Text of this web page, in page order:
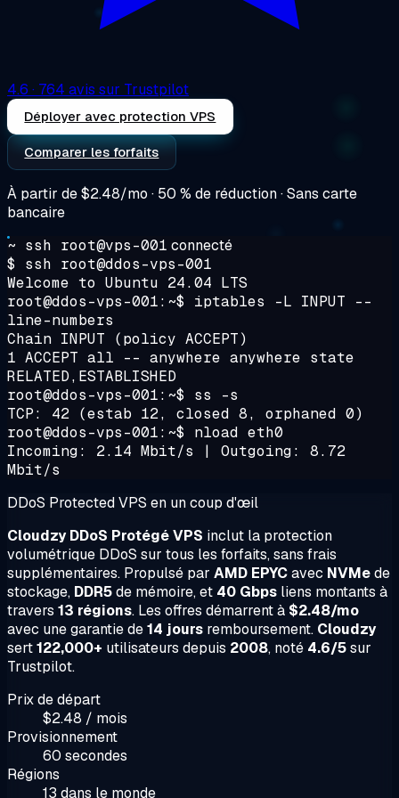
4.6 · 764 avis sur Trustpilot
Déployer avec protection VPS
Comparer les forfaits
À partir de$2.48/mo · 50 % de réduction · Sans carte
bancaire
~ ssh root@vps-001 connecté
$ ssh root@ddos-vps-001
Welcome to Ubuntu 24.04 LTS
root@ddos-vps-001:~$ iptables -L INPUT --
line-numbers
Chain INPUT (policy ACCEPT)
1 ACCEPT all -- anywhere anywhere state
RELATED,ESTABLISHED
root@ddos-vps-001:~$ ss -s
TCP: 42 (estab 12, closed 8, orphaned 0)
root@ddos-vps-001:~$ nload eth0
Incoming: 2.14 Mbit/s | Outgoing: 8.72
Mbit/s
DDoS Protected VPS en un coup d'œil
Cloudzy DDoS Protégé VPS inclut la protection
volumétrique DDoS sur tous les forfaits, sans frais
supplémentaires. Propulsé par AMD EPYCavec NVMede
stockage, DDR5de mémoire, et 40 Gbps liens montants à
travers 13 régions. Les offres démarrent à $2.48/mo
avec une garantie de14 jours remboursement. Cloudzy
sert122,000+ utilisateurs depuis 2008, noté 4.6/5sur
Trustpilot.
Prix de départ
$2.48 / mois
Provisionnement
60 secondes
Régions
13 dans le monde